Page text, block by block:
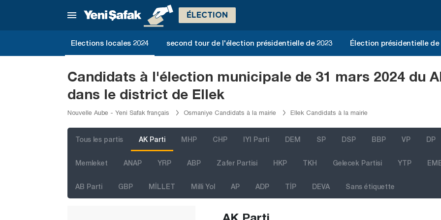
ÉLECTION
Elections locales 2024 second tour de l'élection présidentielle de 2023 Élection présidentielle de
Candidats à l'élection municipale de 31 mars 2024 du
dans le district de Ellek
Nouvelle Aube - Yeni Safak français Osmaniye Candidats à la mairie Ellek Candidats à la mairie
Tous les partis AK Parti MHP CHP IYI Parti DEM SP DSP BBP VP DP
Memleket ANAP YRP ABP Zafer Partisi HKP TKH Gelecek Partisi YTP
AB Parti GBP MİLLET Milli Yol AP ADP TİP DEVA Sans étiquette
Kocaeli
Muğla
Niğde